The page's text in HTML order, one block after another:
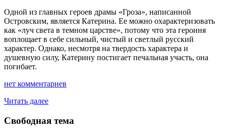
Одной из главных героев драмы «Гроза», написанной
Островским, является Катерина. Ее можно охарактеризовать
как «луч света в темном царстве», потому что эта героиня
воплощает в себе сильный, чистый и светлый русский
характер. Однако, несмотря на твердость характера и
душевную силу, Катерину постигает печальная участь, она
погибает.
нет комментариев
Читать далее"«Катерина
луч
Свободная тема